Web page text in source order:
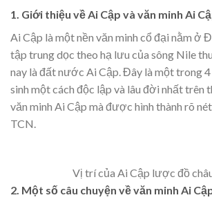
1. Giới thiệu về Ai Cập và văn minh Ai
Ai Cập là một nền văn minh cổ đại nằm ở
tập trung dọc theo hạ lưu của sông Nile
nay là đất nước Ai Cập. Đây là một trong 4
sinh một cách độc lập và lâu đời nhất trên
văn minh Ai Cập mà được hình thành rõ
TCN.
Vị trí của Ai Cập lược đồ
2. Một số câu chuyện về văn minh Ai